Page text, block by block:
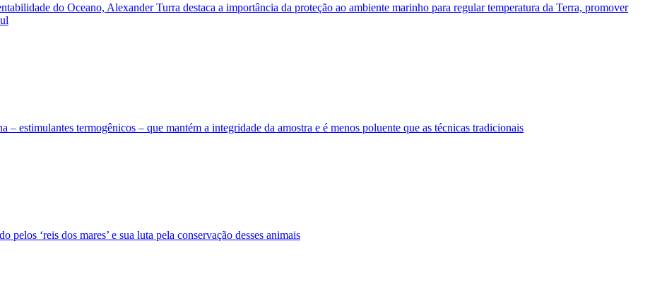
do Oceano, Alexander Turra destaca a importância da proteção ao ambiente marinho para regular temperatura da Terra, promover
– estimulantes termogênicos – que mantém a integridade da amostra e é menos poluente que as técnicas tradicionais
‘reis dos mares’ e sua luta pela conservação desses animais